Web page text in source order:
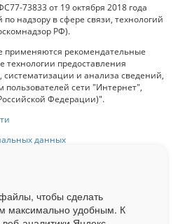
73833 от 19 октября 2018 года
надзору в сфере связи, технологий
РФ).
рекомендательные
предоставления
и анализа сведений,
сети "Интернет",
Федерации)".
данных
обязательна.
чтобы сделать
максимально удобным. К